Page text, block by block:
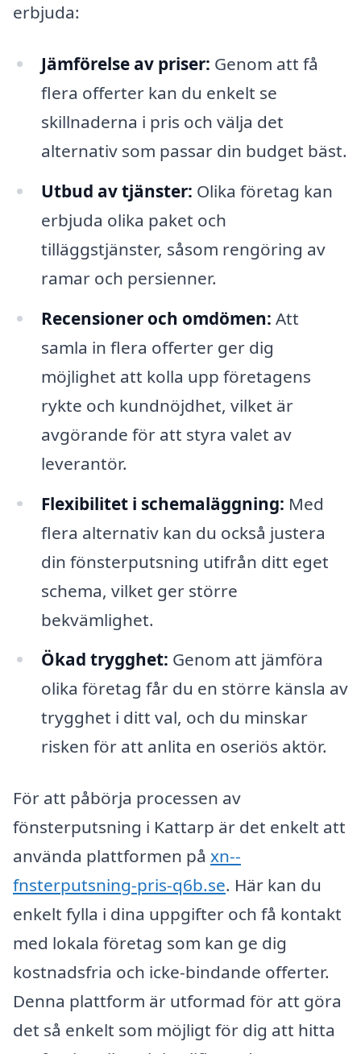
erbjuda:
Jämförelse av priser: Genom att få
flera offerter kan du enkelt se
skillnaderna i pris och välja det
alternativ som passar din budget bäst.
Utbud av tjänster: Olika företag kan
erbjuda olika paket och
tilläggstjänster, såsom rengöring av
ramar och persienner.
Recensioner och omdömen: Att
samla in flera offerter ger dig
möjlighet att kolla upp företagens
rykte och kundnöjdhet, vilket är
avgörande för att styra valet av
leverantör.
Flexibilitet i schemaläggning: Med
flera alternativ kan du också justera
din fönsterputsning utifrån ditt eget
schema, vilket ger större
bekvämlighet.
Ökad trygghet: Genom att jämföra
olika företag får du en större känsla av
trygghet i ditt val, och du minskar
risken för att anlita en oseriös aktör.
För att påbörja processen av
fönsterputsning i Kattarp är det enkelt att
använda plattformen på xn--
fnsterputsning-pris-q6b.se. Här kan du
enkelt fylla i dina uppgifter och få kontakt
med lokala företag som kan ge dig
kostnadsfria och icke-bindande offerter.
Denna plattform är utformad för att göra
det så enkelt som möjligt för dig att hitta